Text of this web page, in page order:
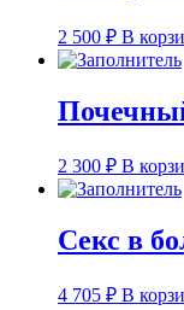
2 500 ₽ В
2 300 ₽ В
Секс в
4 705 ₽ В